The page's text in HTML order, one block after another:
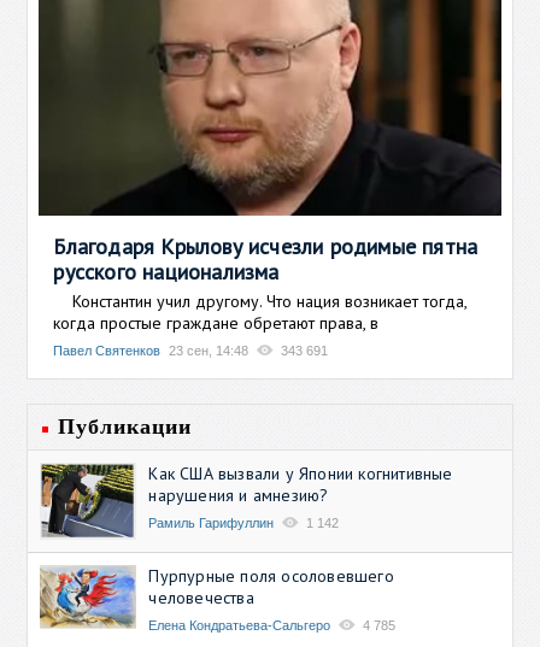
Благодаря Крылову исчезли родимые пятна
русского национализма
Константин учил другому. Что нация возникает тогда,
когда простые граждане обретают права, в
Павел Святенков 23 сен, 14:48 343 691
Публикации
Как США вызвали у Японии когнитивные
нарушения и амнезию?
Рамиль Гарифуллин 1 142
Пурпурные поля осоловевшего
человечества
Елена Кондратьева-Сальгеро 4 785